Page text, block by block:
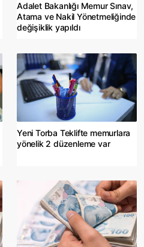
Adalet Bakanlığı Memur Sınav,
Atama ve Nakil Yönetmeliğinde
değişiklik yapıldı
Yeni Torba Teklifte memurlara
yönelik 2 düzenleme var